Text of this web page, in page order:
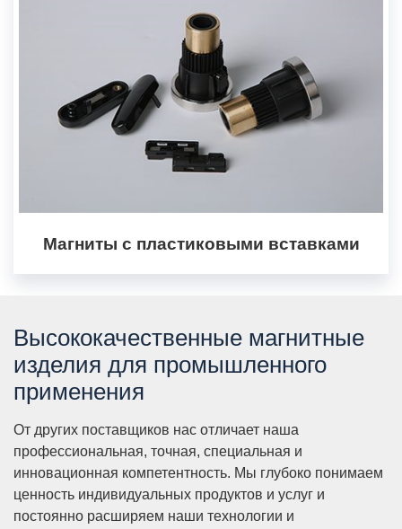
Магниты с пластиковыми вставками
Высококачественные магнитные
изделия для промышленного
применения
От других поставщиков нас отличает наша
профессиональная, точная, специальная и
инновационная компетентность. Мы глубоко понимаем
ценность индивидуальных продуктов и услуг и
постоянно расширяем наши технологии и